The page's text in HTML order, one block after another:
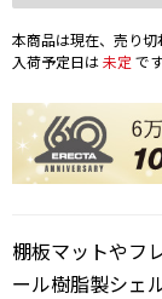
本商品は現在、売り切
入荷予定日は未定 です
棚板マットやフ
ール樹脂製シェル